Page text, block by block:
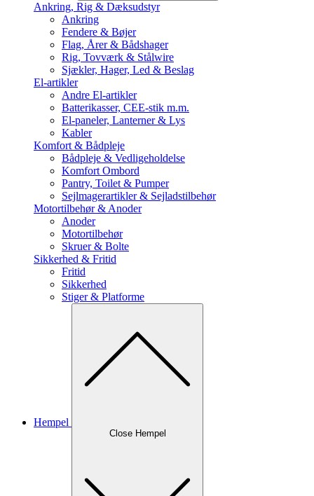
Ankring, Rig & Dæksudstyr
Ankring
Fendere & Bøjer
Flag, Årer & Bådshager
Rig, Tovværk & Stålwire
Sjækler, Hager, Led & Beslag
El-artikler
Andre El-artikler
Batterikasser, CEE-stik m.m.
El-paneler, Lanterner & Lys
Kabler
Komfort & Bådpleje
Bådpleje & Vedligeholdelse
Komfort Ombord
Pantry, Toilet & Pumper
Sejlmagerartikler & Sejladstilbehør
Motortilbehør & Anoder
Anoder
Motortilbehør
Skruer & Bolte
Sikkerhed & Fritid
Fritid
Sikkerhed
Stiger & Platforme
Hempel
Close Hempel